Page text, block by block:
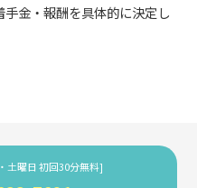
金・報酬を具体的に決定し
土曜日 初回30分無料]